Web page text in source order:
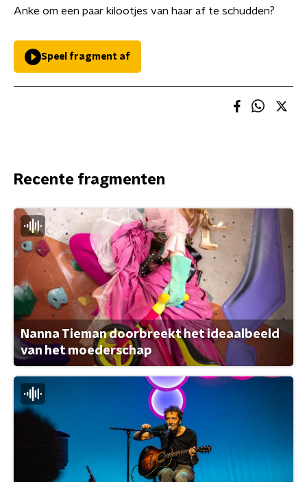
Anke om een paar kilootjes van haar af te schudden?
Speel fragment af
Recente fragmenten
Nanna Tieman doorbreekt het ideaalbeeld
van het moederschap